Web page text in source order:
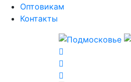
Оптовикам
Контакты